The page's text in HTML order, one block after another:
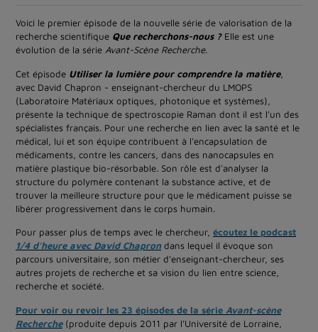
Voici le premier épisode de la nouvelle série de valorisation de la
recherche scientifique Que recherchons-nous ?Elle est une
évolution de la série Avant-Scène Recherche.
Cet épisode Utiliser la lumière pour comprendre la matière,
avec David Chapron - enseignant-chercheur du LMOPS
(Laboratoire Matériaux optiques, photonique et systèmes),
présente la technique de spectroscopie Raman dont il est l'un des
spécialistes français. Pour une recherche en lien avec la santé et le
médical, lui et son équipe contribuent à l'encapsulation de
médicaments, contre les cancers, dans des nanocapsules en
matière plastique bio-résorbable. Son rôle est d'analyser la
structure du polymère contenant la substance active, et de
trouver la meilleure structure pour que le médicament puisse se
libérer progressivement dans le corps humain.
Pour passer plus de temps avec le chercheur, écoutez le podcast
1/4 d'heure avec David Chaprondans lequel il évoque son
parcours universitaire, son métier d'enseignant-chercheur, ses
autres projets de recherche et sa vision du lien entre science,
recherche et société.
Pour voir ou revoir les 23 épisodes de la série Avant-scène
Recherche(produite depuis 2011 par l'Université de Lorraine,